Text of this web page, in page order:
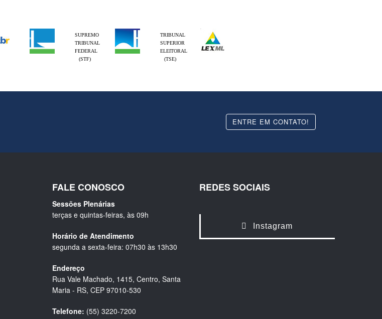
SUPREMO
TRIBUNAL
FEDERAL
(STF)
TRIBUNAL
SUPERIOR
ELEITORAL
(TSE)
ENTRE EM CONTATO!
FALE CONOSCO
Sessões Plenárias
terças e quintas-feiras, às 09h
Horário de Atendimento
segunda a sexta-feira: 07h30 às 13h30
Endereço
Rua Vale Machado, 1415, Centro, Santa
Maria - RS, CEP 97010-530
Telefone: (55) 3220-7200
REDES SOCIAIS
Instagram